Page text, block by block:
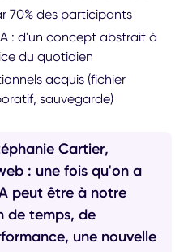
70% des participants
: d'un concept abstrait à
du quotidien
acquis (fichier
sauvegarde)
Cartier,
: une fois qu'on a
peut être à notre
de temps, de
une nouvelle